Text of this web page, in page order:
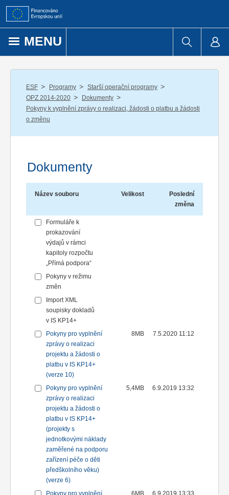
Přejít k obsahu
MENU
ESF / Programy / Starší operační programy /
OPZ 2014-2020 / Dokumenty /
Pokyny k vyplnění zprávy o realizaci, žádosti o platbu a žádosti
o změnu
Dokumenty
Název souboru Velikost
Poslední
změna
Formuláře k
prokazování
výdajů v rámci
kapitoly rozpočtu
„Přímá podpora“
Pokyny v režimu
změn
Import XML
soupisky dokladů
v IS KP14+
Pokyny pro vyplnění
zprávy o realizaci
projektu a žádosti o
platbu v IS KP14+
(verze 10)
8MB 7.5.2020 11:12
Pokyny pro vyplnění
zprávy o realizaci
projektu a žádosti o
platbu v IS KP14+
(projekty s
jednotkovými náklady
zaměřené na podporu
zařízení péče o děti
předškolního věku)
(verze 6)
5,4MB 6.9.2019 13:32